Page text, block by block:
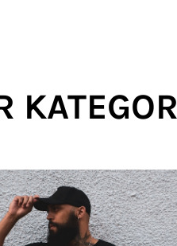
DTF Print (Digital
Transfer)